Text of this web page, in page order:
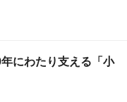
にわたり支える「小